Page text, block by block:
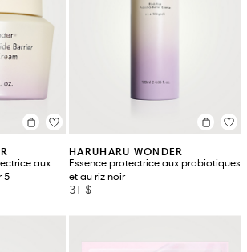
aux
5
HARUHARU WONDER
Essence protectrice aux probiotiques
et au riz noir
31 $